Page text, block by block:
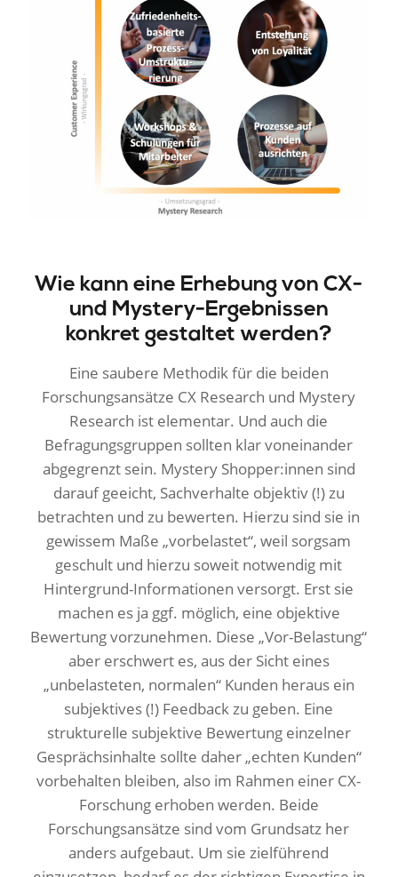
Wie kann eine Erhebung von CX-
und Mystery-Ergebnissen
konkret gestaltet werden?
Eine saubere Methodik für die beiden
Forschungsansätze CX Research und Mystery
Research ist elementar. Und auch die
Befragungsgruppen sollten klar voneinander
abgegrenzt sein. Mystery Shopper:innen sind
darauf geeicht, Sachverhalte objektiv (!) zu
betrachten und zu bewerten. Hierzu sind sie in
gewissem Maße „vorbelastet“, weil sorgsam
geschult und hierzu soweit notwendig mit
Hintergrund-Informationen versorgt. Erst sie
machen es ja ggf. möglich, eine objektive
Bewertung vorzunehmen. Diese „Vor-Belastung“
aber erschwert es, aus der Sicht eines
„unbelasteten, normalen“ Kunden heraus ein
subjektives (!) Feedback zu geben. Eine
strukturelle subjektive Bewertung einzelner
Gesprächsinhalte sollte daher „echten Kunden“
vorbehalten bleiben, also im Rahmen einer CX-
Forschung erhoben werden. Beide
Forschungsansätze sind vom Grundsatz her
anders aufgebaut. Um sie zielführend